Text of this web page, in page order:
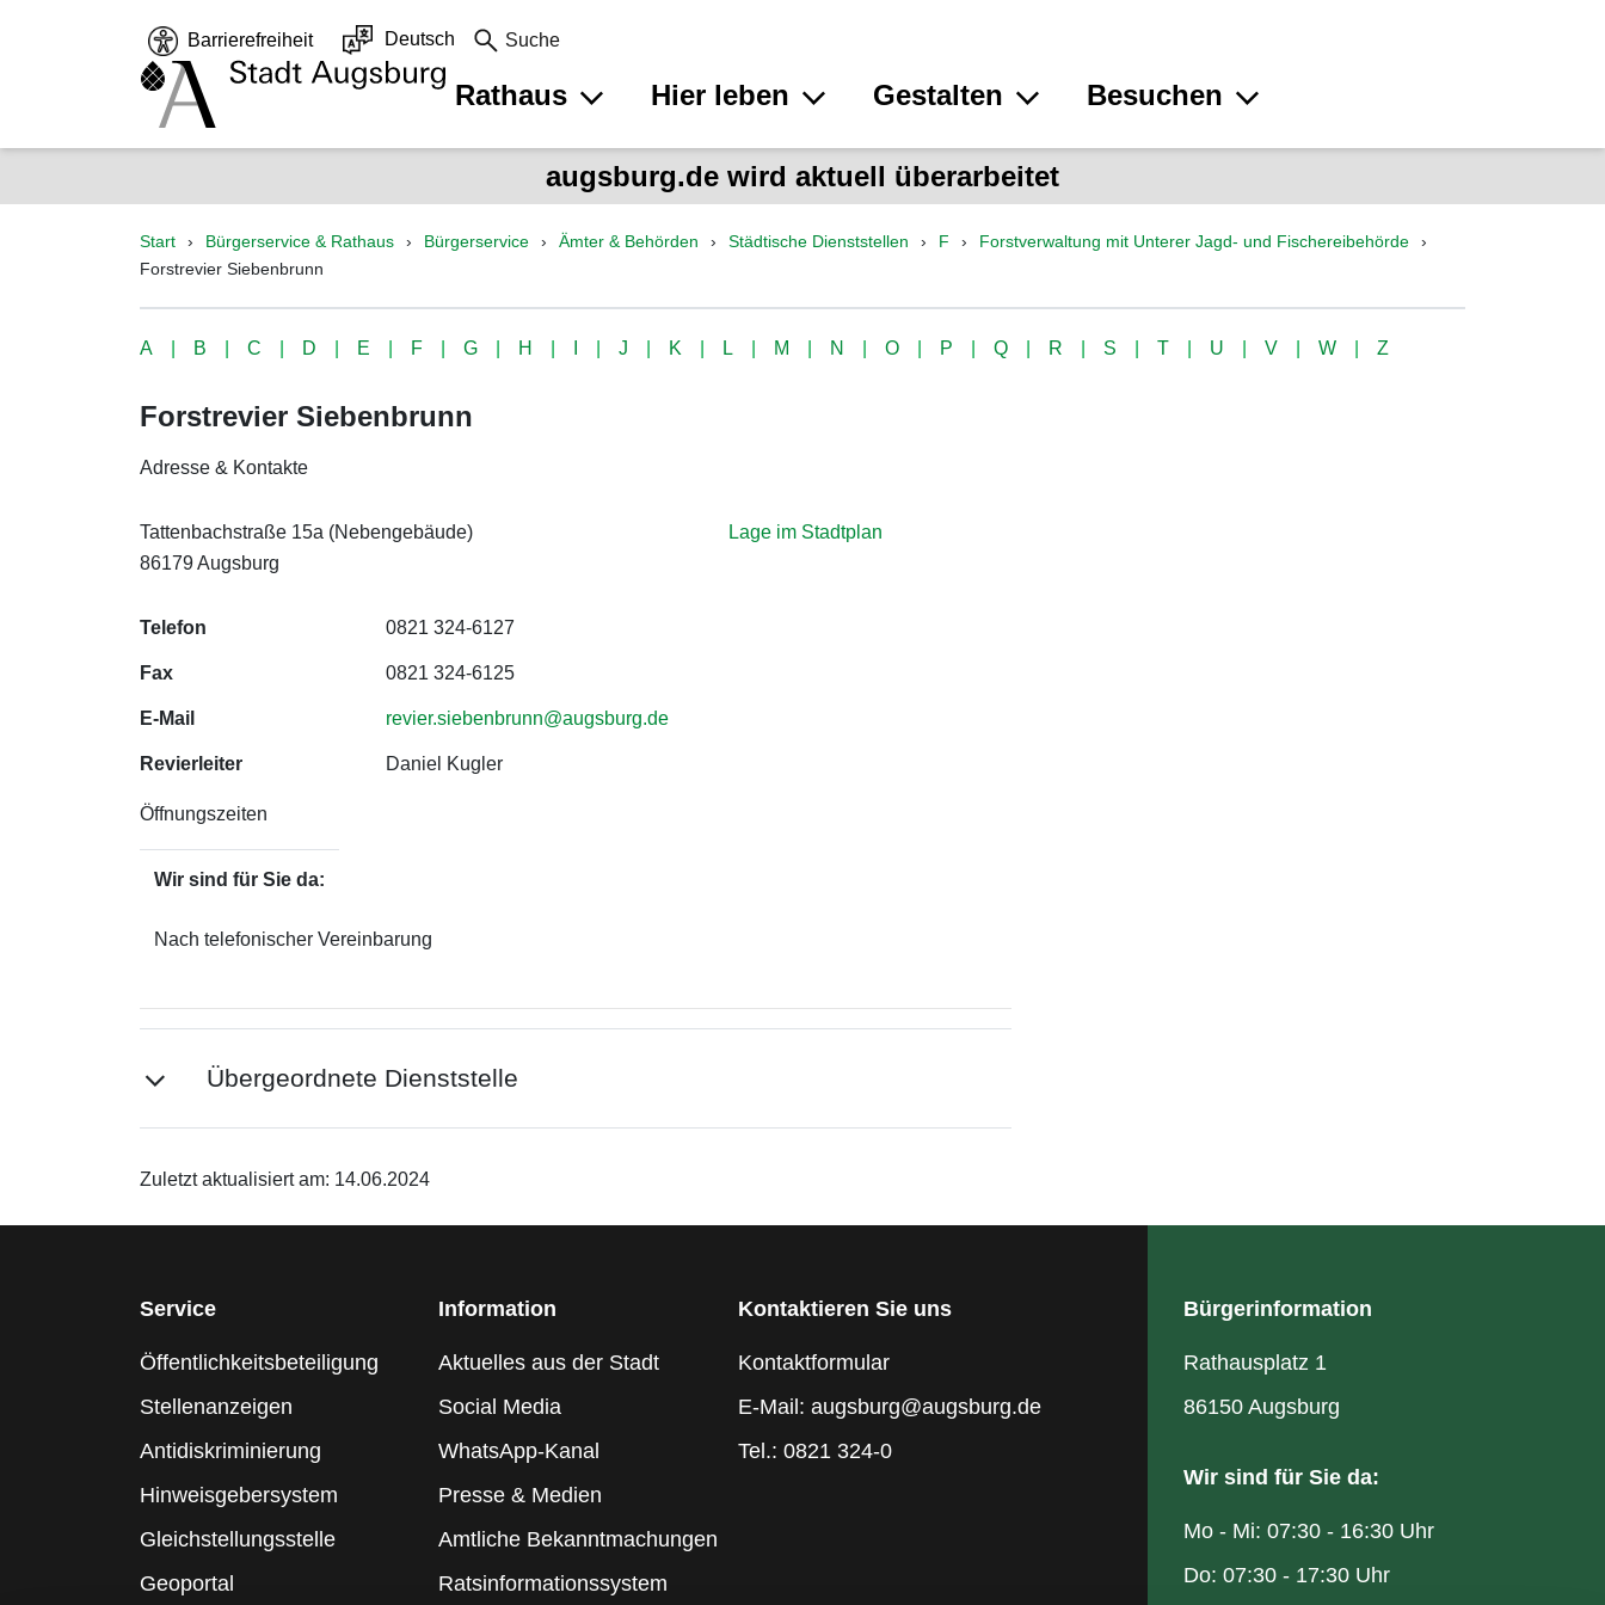
Barrierefreiheit Deutsch Suche
Rathaus Hier leben Gestalten Besuchen
augsburg.de wird aktuell überarbeitet
Start Bürgerservice & Rathaus Bürgerservice Ämter & Behörden Städtische Dienststellen F
Forstverwaltung mit Unterer Jagd- und Fischereibehörde
Forstrevier Siebenbrunn
A B C D E F G H J K L M N O P Q R S T U V W Z
Forstrevier Siebenbrunn
Adresse & Kontakte
Tattenbachstraße 15a (Nebengebäude)
86179 Augsburg
Lage im Stadtplan
Telefon 0821 324-6127
Fax 0821 324-6125
E-Mail revier.siebenbrunn@augsburg.de
Revierleiter Daniel Kugler
Öffnungszeiten
Wir sind für Sie da:
Nach telefonischer Vereinbarung
Übergeordnete Dienststelle
Zuletzt aktualisiert am: 14.06.2024
Service
Öffentlichkeitsbeteiligung
Stellenanzeigen
Antidiskriminierung
Hinweisgebersystem
Gleichstellungsstelle
Geoportal
Information
Aktuelles aus der Stadt
Social Media
WhatsApp-Kanal
Presse & Medien
Amtliche Bekanntmachungen
Ratsinformationssystem
Kontaktieren Sie uns
Kontaktformular
E-Mail: augsburg@augsburg.de
Tel.: 0821 324-0
Bürgerinformation
Rathausplatz 1
86150 Augsburg
Wir sind für Sie da:
Mo - Mi: 07:30 - 16:30 Uhr
Do: 07:30 - 17:30 Uhr